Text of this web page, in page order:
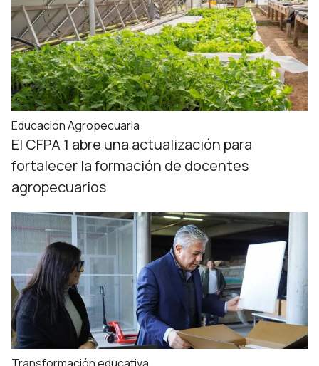
Educación Agropecuaria
El CFPA 1 abre una actualización para
fortalecer la formación de docentes
agropecuarios